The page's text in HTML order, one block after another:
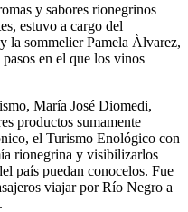
y sabores rionegrinos
estuvo a cargo del
la sommelier Pamela Àlvarez,
en el que los vinos
María José Diomedi,
productos sumamente
el Turismo Enológico con
rionegrina y visibilizarlos
país puedan conocelos. Fue
viajar por Río Negro a